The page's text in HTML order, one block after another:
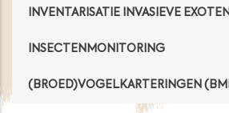
INVENTARISATIE INVASIEVE EXOTEN
INSECTENMONITORING
(BROED)VOGELKARTERINGEN